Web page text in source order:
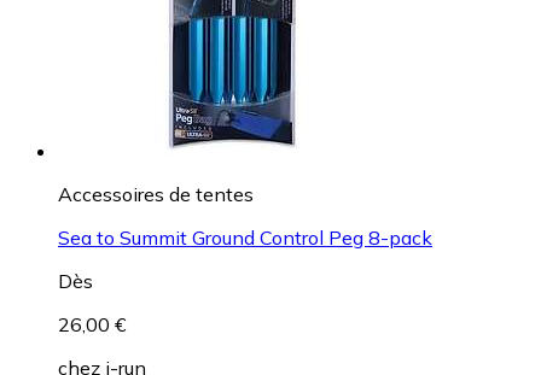
Accessoires de tentes
Sea to Summit Ground Control Peg 8-pack
Dès
26,00 €
chez i-run